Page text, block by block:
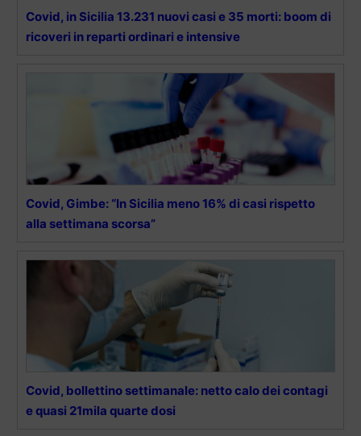
Covid, in Sicilia 13.231 nuovi casi e 35 morti: boom di
ricoveri in reparti ordinari e intensive
Covid, Gimbe: “In Sicilia meno 16% di casi rispetto
alla settimana scorsa”
Covid, bollettino settimanale: netto calo dei contagi
e quasi 21mila quarte dosi